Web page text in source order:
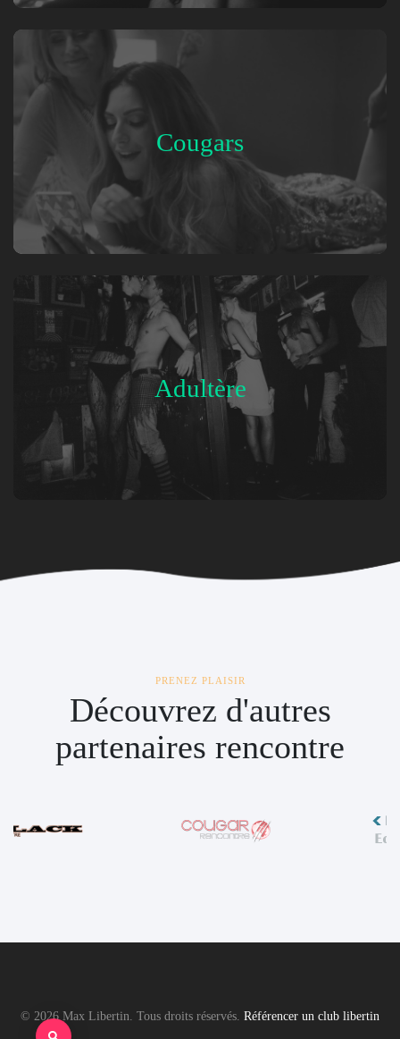
Cougars
Adultère
PRENEZ PLAISIR
Découvrez d'autres
partenaires rencontre
© 2026 Max Libertin. Tous droits réservés. Référencer un club libertin